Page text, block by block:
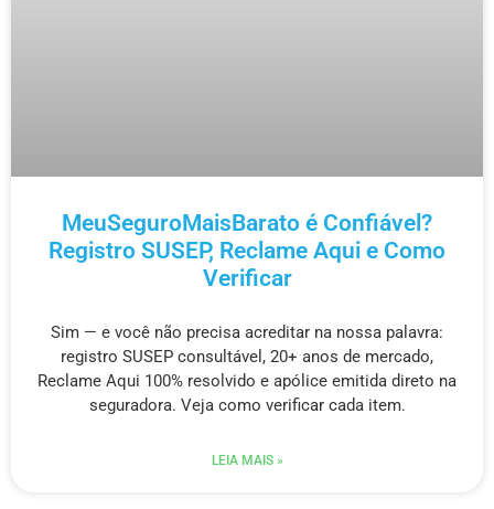
MeuSeguroMaisBarato é Confiável?
Registro SUSEP, Reclame Aqui e Como
Verificar
Sim — e você não precisa acreditar na nossa palavra:
registro SUSEP consultável, 20+ anos de mercado,
Reclame Aqui 100% resolvido e apólice emitida direto na
seguradora. Veja como verificar cada item.
LEIA MAIS »